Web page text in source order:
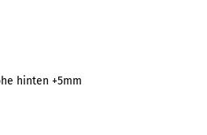
hinten +5mm